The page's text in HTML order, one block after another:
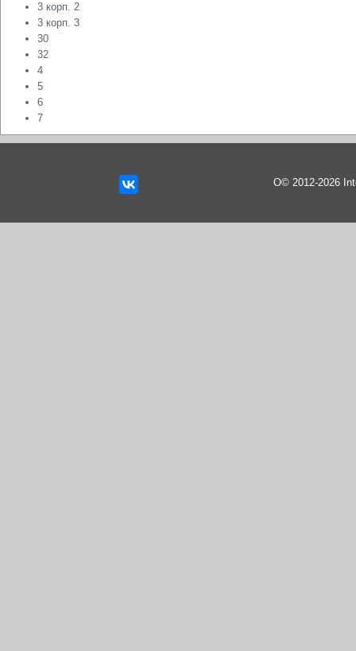
3 корп. 2
3 корп. 3
30
32
4
5
6
7
О© 2012-2026